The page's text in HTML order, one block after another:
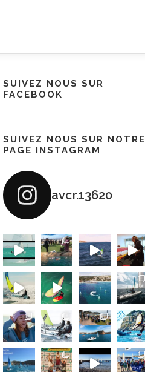
SUIVEZ NOUS SUR
FACEBOOK
SUIVEZ NOUS SUR NOTRE
PAGE INSTAGRAM
avcr.13620